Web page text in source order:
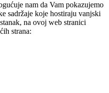
nam da Vam pokazujemo
sadržaje koje hostiraju vanjski
na ovoj web stranici
strana: